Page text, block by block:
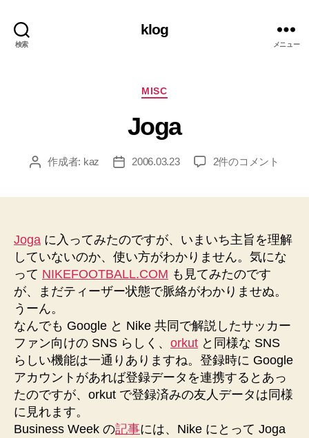
検索
klog
メニュー
カ
ゴ
リ
MISC
Joga
投 作成者: kaz
投
2006.03.23
Joga
2件のコメント
Joga に入ってみたのですが、いまいち主旨を理解
していないのか、使い方がわかりません。気にな
って NIKEFOOTBALL.COM も見てみたのです
が、まだティーザー状態で脈絡がわかりませぬ。
うーん。
なんでも Google と Nike 共同で解説したサッカー
ファン向けの SNS らしく、 orkut と同様な SNS
らしい機能は一通りありますね。登録時に Google
アカウントがあれば登録データを連携するとあっ
たのですが、orkut で登録済みの友人データは同様
に見れます。
Business Week の記事には、Nike にとって Joga